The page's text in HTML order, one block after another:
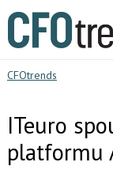
CFOtrends
ITeuro
platformu